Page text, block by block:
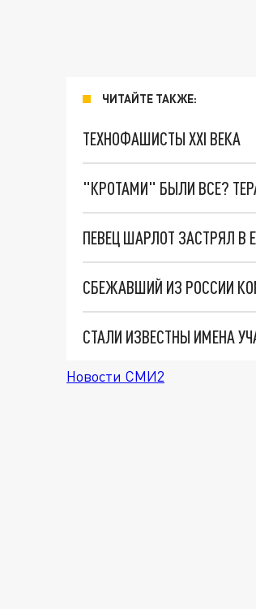
ЧИТАЙТЕ ТАКЖЕ:
ТЕХНОФАШИСТЫ XXI ВЕКА
"КРОТАМИ" БЫЛИ ВСЕ?
ПЕВЕЦ ШАРЛОТ ЗАСТРЯЛ В
СТАЛИ ИЗВЕСТНЫ ИМЕНА
Новости СМИ2